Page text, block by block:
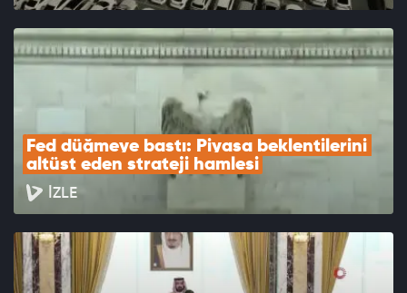
Fed düğmeye bastı: Piyasa beklentilerini
altüst eden strateji hamlesi
İZLE